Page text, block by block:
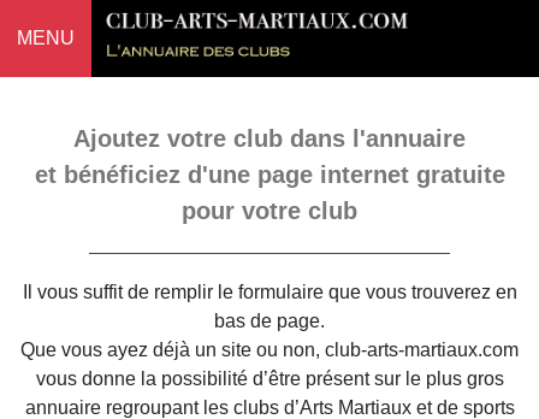
MENU
Ajoutez votre club dans l'annuaire
et bénéficiez d'une page internet gratuite
pour votre club
Il vous suffit de remplir le formulaire que vous trouverez en
bas de page.
Que vous ayez déjà un site ou non, club-arts-martiaux.com
vous donne la possibilité d’être présent sur le plus gros
annuaire regroupant les clubs d’Arts Martiaux et de sports